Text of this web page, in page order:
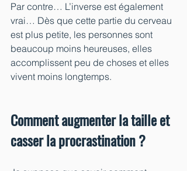
Par contre… L’inverse est également
vrai… Dès que cette partie du cerveau
est plus petite, les personnes sont
beaucoup moins heureuses, elles
accomplissent peu de choses et elles
vivent moins longtemps.
Comment augmenter la taille et
casser la procrastination ?